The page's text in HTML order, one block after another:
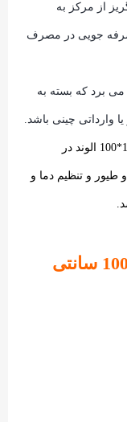
از مرکز به
صرفه جویی در مصرف
1.5 اسب بهره می برد که بسته به
وارداتی چینی باشد.
از مهم ترین حسن های استفاده از هواکش 100*100 الوند در
و تنظیم دما و
مشخصات فنی هواکش 100*100 سانتی